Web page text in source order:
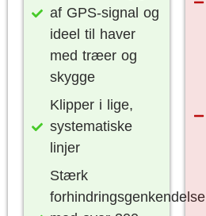
af GPS-signal og
ideel til haver
med træer og
skygge
Klipper i lige,
systematiske
linjer
Stærk
forhindringsgenkendelse